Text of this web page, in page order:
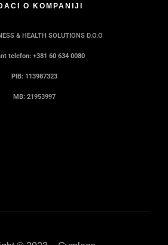
O KOMPANIJI
& HEALTH SOLUTIONS D.O.O
telefon: +381 60 634 0080
PIB: 113987323
MB: 21953997